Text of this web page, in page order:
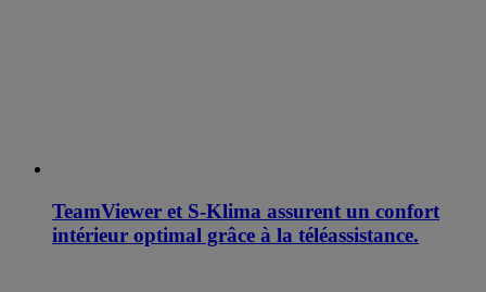
TeamViewer et S-Klima assurent un confort
intérieur optimal grâce à la téléassistance.